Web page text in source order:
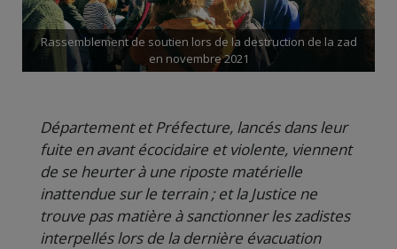
Rassemblement de soutien lors de la destruction de la zad
en novembre 2021
Département et Préfecture, lancés dans leur
fuite en avant écocidaire et violente, viennent
de se heurter à une riposte matérielle
inattendue sur le terrain ; et la Justice ne
trouve pas matière à sanctionner les zadistes
interpellés lors de la dernière évacuation